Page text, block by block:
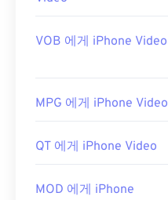
VOB 에게 iPhone Video
MPG 에게 iPhone Video
QT 에게 iPhone Video
MOD 에게 iPhone